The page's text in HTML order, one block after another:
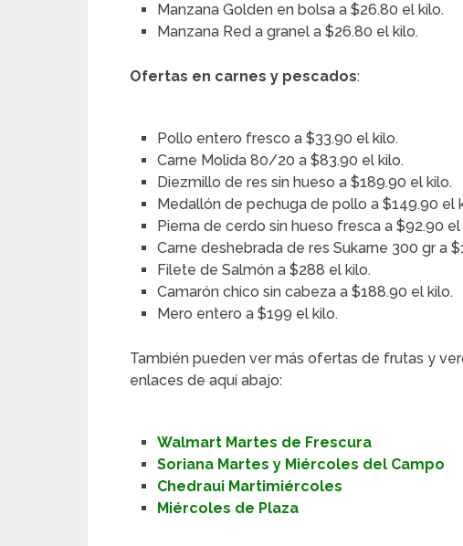
Manzana Golden en bolsa a $26.80 el kilo.
Manzana Red a granel a $26.80 el kilo.
Ofertas en carnes y pescados:
Pollo entero fresco a $33.90 el kilo.
Carne Molida 80/20 a $83.90 el kilo.
Diezmillo de res sin hueso a $189.90 el kilo.
Medallón de pechuga de pollo a $149.90 el
Pierna de cerdo sin hueso fresca a $92.90 el
Carne deshebrada de res Sukarne 300 gr a
Filete de Salmón a $288 el kilo.
Camarón chico sin cabeza a $188.90 el kilo.
Mero entero a $199 el kilo.
También pueden ver más ofertas de frutas y
enlaces de aquí abajo:
Walmart Martes de Frescura
Soriana Martes y Miércoles del Campo
Chedraui Martimiércoles
Miércoles de Plaza